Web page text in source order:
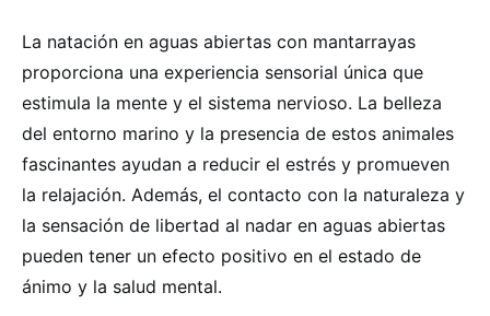
La natación en aguas abiertas con mantarrayas
proporciona una experiencia sensorial única que
estimula la mente y el sistema nervioso. La belleza
del entorno marino y la presencia de estos animales
fascinantes ayudan a reducir el estrés y promueven
la relajación. Además, el contacto con la naturaleza y
la sensación de libertad al nadar en aguas abiertas
pueden tener un efecto positivo en el estado de
ánimo y la salud mental.